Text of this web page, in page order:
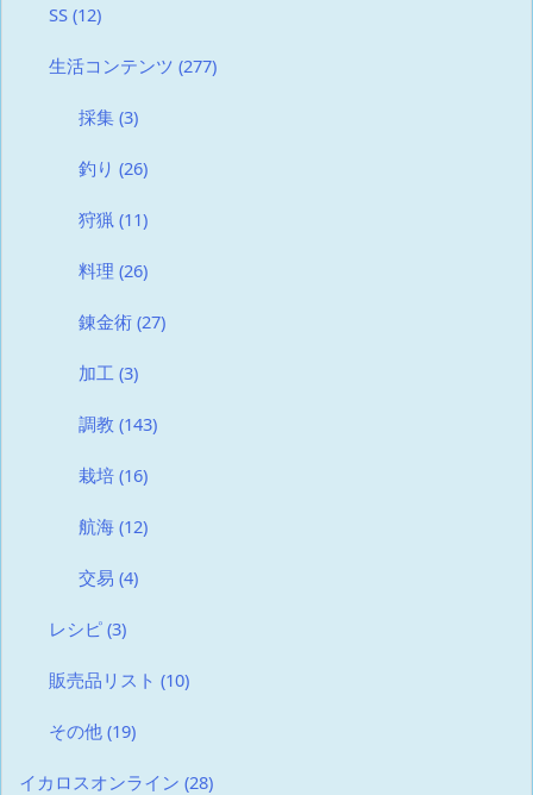
SS (12)
生活コンテンツ (277)
採集 (3)
釣り (26)
狩猟 (11)
料理 (26)
錬金術 (27)
加工 (3)
調教 (143)
栽培 (16)
航海 (12)
交易 (4)
レシピ (3)
販売品リスト (10)
その他 (19)
イカロスオンライン (28)